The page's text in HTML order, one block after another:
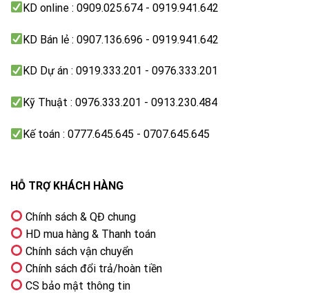
Chiếu hình từ điện thoại lên TV
Magic Remote
Kết nối ứng dụng các thiết bị trong nhà
– Netflix
– FPT Play
– TV 360
– VieON
– Tiktok
KD online : 0909.025.674 - 0919.941.642
KD Bán lẻ : 0907.136.696 - 0919.941.642
KD Dự án : 0919.333.201 - 0976.333.201
Kỹ Thuật : 0976.333.201 - 0913.230.484
Kế toán : 0777.645.645 - 0707.645.645
HỖ TRỢ KHÁCH HÀNG
Chính sách & QĐ chung
HD mua hàng & Thanh toán
Chính sách vận chuyển
Chính sách đổi trả/hoàn tiền
CS bảo mật thông tin